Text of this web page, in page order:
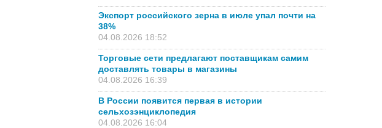
Экспорт российского зерна в июле упал почти на
38%
04.08.2026 18:52
Торговые сети предлагают поставщикам самим
доставлять товары в магазины
04.08.2026 16:39
В России появится первая в истории
сельхозэнциклопедия
04.08.2026 16:04